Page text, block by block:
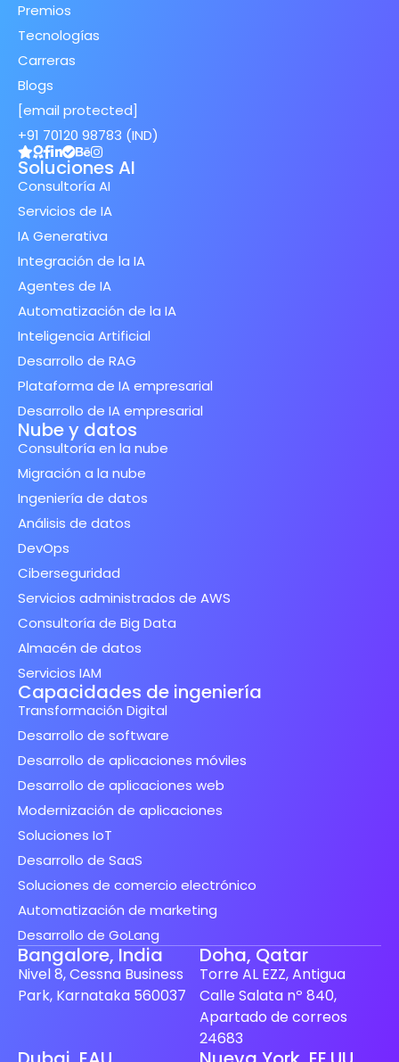
Premios
Tecnologías
Carreras
Blogs
[email protected]
+91 70120 98783 (IND)
Soluciones AI
Consultoría AI
Servicios de IA
IA Generativa
Integración de la IA
Agentes de IA
Automatización de la IA
Inteligencia Artificial
Desarrollo de RAG
Plataforma de IA empresarial
Desarrollo de IA empresarial
Nube y datos
Consultoría en la nube
Migración a la nube
Ingeniería de datos
Análisis de datos
DevOps
Ciberseguridad
Servicios administrados de AWS
Consultoría de Big Data
Almacén de datos
Servicios IAM
Capacidades de ingeniería
Transformación Digital
Desarrollo de software
Desarrollo de aplicaciones móviles
Desarrollo de aplicaciones web
Modernización de aplicaciones
Soluciones IoT
Desarrollo de SaaS
Soluciones de comercio electrónico
Automatización de marketing
Desarrollo de GoLang
Bangalore, India
Nivel 8, Cessna Business
Park, Karnataka 560037
Doha, Qatar
Torre AL EZZ, Antigua
Calle Salata nº 840,
Apartado de correos
24683
Finnish